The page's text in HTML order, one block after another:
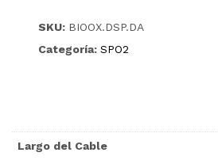
SKU: BIOOX.DSP.DA
Categoría: SPO2
Largo del Cable